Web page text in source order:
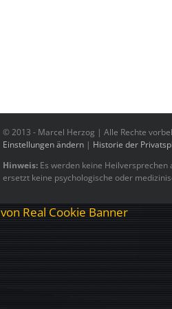
© 2013 - Marcel Herzog | Alle Rechte
Einstellungen ändern | Historie der
Hinweis: Es werden keine
ersetzt keine psychologische oder
Real Cookie Banner